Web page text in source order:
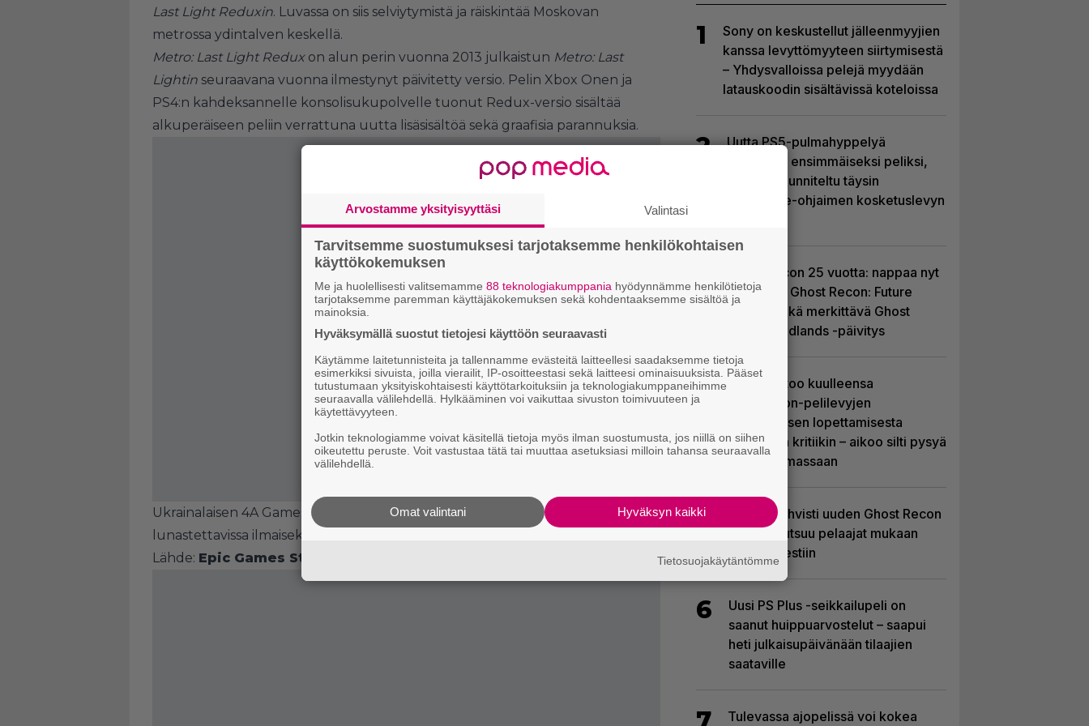
Last Light Reduxin. Luvassa on siis selviytymistä ja räiskintää Moskovan
metrossa ydintalven keskellä.
Metro: Last Light Reduxon alun perin vuonna 2013 julkaistun Metro: Last
Lightin seuraavana vuonna ilmestynyt päivitetty versio. Pelin Xbox Onen ja
PS4:n kahdeksannelle konsolisukupolvelle tuonut Redux-versio sisältää
alkuperäiseen peliin verrattuna uutta lisäsisältöä sekä graafisia parannuksia.
Ukrainalaisen 4A Games -studion kehittämäMetro: Last Light Redux
lunastettavissa ilmaiseksi Epic Games Storessa huomisiltaan saakka.
Lähde: Epic Games Store
1
Sony on keskustellut jälleenmyyjien
kanssa levyttömyyteen siirtymisestä
– Yhdysvalloissa pelejä myydään
latauskoodin sisältävissä koteloissa
2
Uutta PS5-pulmahyppelyä
kuvaillaan ensimmäiseksi peliksi,
joka on suunniteltu täysin
DualSense-ohjaimen kosketuslevyn
3
Ghost Recon 25 vuotta: nappaa nyt
ilmaiseksi Ghost Recon: Future
Soldier sekä merkittävä Ghost
Recon Wildlands -päivitys
4
Sony kertoo kuulleensa
PlayStation-pelilevyjen
valmistuksen lopettamisesta
nousseen kritiikin – aikoo silti pysyä
suunnitelmassaan
5
Ubisoft vahvisti uuden Ghost Recon
-pelin – kutsuu pelaajat mukaan
ennakkotestiin
6
Uusi PS Plus -seikkailupeli on
saanut huippuarvostelut – saapui
heti julkaisupäivänään tilaajien
saataville
Tulevassa ajopelissä voi kokea
Arvostamme yksityisyyttäsi Valintasi
Tarvitsemme suostumuksesi tarjotaksemme henkilökohtaisen
käyttökokemuksen
Me ja huolellisesti valitsemamme 88 teknologiakumppania hyödynnämme henkilötietoja
tarjotaksemme paremman käyttäjäkokemuksen sekä kohdentaaksemme sisältöä ja
mainoksia.
Hyväksymällä suostut tietojesi käyttöön seuraavasti
Käytämme laitetunnisteita ja tallennamme evästeitä laitteellesi saadaksemme tietoja
esimerkiksi sivuista, joilla vierailit, IP-osoitteestasi sekä laitteesi ominaisuuksista. Pääset
tutustumaan yksityiskohtaisesti käyttötarkoituksiin ja teknologiakumppaneihimme
seuraavalla välilehdellä. Hylkääminen voi vaikuttaa sivuston toimivuuteen ja
käytettävyyteen.
Jotkin teknologiamme voivat käsitellä tietoja myös ilman suostumusta, jos niillä on siihen
oikeutettu peruste. Voit vastustaa tätä tai muuttaa asetuksiasi milloin tahansa seuraavalla
välilehdellä.
Hyväksyn kaikki
Omat valintani
Tietosuojakäytäntömme